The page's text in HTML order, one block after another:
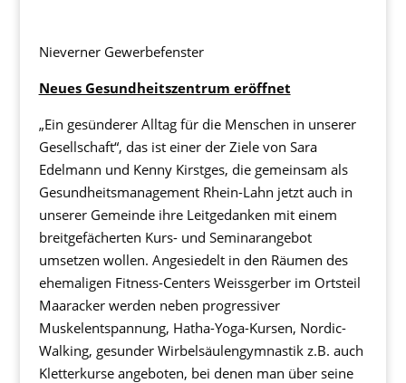
Nieverner Gewerbefenster
Neues Gesundheitszentrum eröffnet
„Ein gesünderer Alltag für die Menschen in unserer
Gesellschaft“, das ist einer der Ziele von Sara
Edelmann und Kenny Kirstges, die gemeinsam als
Gesundheitsmanagement Rhein-Lahn jetzt auch in
unserer Gemeinde ihre Leitgedanken mit einem
breitgefächerten Kurs- und Seminarangebot
umsetzen wollen. Angesiedelt in den Räumen des
ehemaligen Fitness-Centers Weissgerber im Ortsteil
Maaracker werden neben progressiver
Muskelentspannung, Hatha-Yoga-Kursen, Nordic-
Walking, gesunder Wirbelsäulengymnastik z.B. auch
Kletterkurse angeboten, bei denen man über seine